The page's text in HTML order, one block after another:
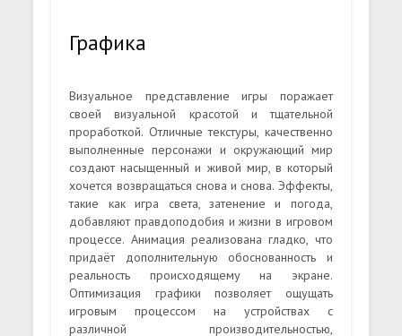
Графика
Визуальное представление игры поражает
своей визуальной красотой и тщательной
проработкой. Отличные текстуры, качественно
выполненные персонажи и окружающий мир
создают насыщенный и живой мир, в который
хочется возвращаться снова и снова. Эффекты,
такие как игра света, затенение и погода,
добавляют правдоподобия и жизни в игровом
процессе. Анимация реализована гладко, что
придаёт дополнительную обоснованность и
реальность происходящему на экране.
Оптимизация графики позволяет ощущать
игровым процессом на устройствах с
различной производительностью,